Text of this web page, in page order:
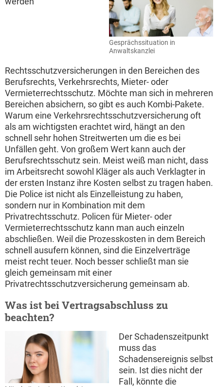
Gesprächssituation in
Anwaltskanzlei
Rechtsschutzversicherungen in den Bereichen des
Berufsrechts, Verkehrsrechts, Mieter- oder
Vermieterrechtsschutz. Möchte man sich in mehreren
Bereichen absichern, so gibt es auch Kombi-Pakete.
Warum eine Verkehrsrechtsschutzversicherung oft
als am wichtigsten erachtet wird, hängt an den
schnell sehr hohen Streitwerten um die es bei
Unfällen geht. Von großem Wert kann auch der
Berufsrechtsschutz sein. Meist weiß man nicht, dass
im Arbeitsrecht sowohl Kläger als auch Verklagter in
der ersten Instanz ihre Kosten selbst zu tragen haben.
Die Police ist nicht als Einzelleistung zu haben,
sondern nur in Kombination mit dem
Privatrechtsschutz. Policen für Mieter- oder
Vermieterrechtsschutz kann man auch einzeln
abschließen. Weil die Prozesskosten in dem Bereich
schnell ausufern können, sind die Einzelverträge
meist recht teuer. Noch besser schließt man sie
gleich gemeinsam mit einer
Privatrechtsschutzversicherung gemeinsam ab.
Was ist bei Vertragsabschluss zu
beachten?
Der Schadenszeitpunkt
muss das
Schadensereignis selbst
sein. Ist dies nicht der
Fall, könnte die